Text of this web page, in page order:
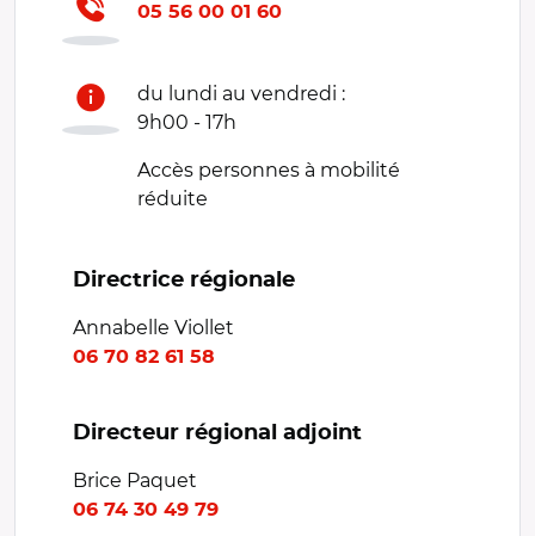
05 56 00 01 60
du lundi au vendredi :
9h00 - 17h
Accès personnes à mobilité
réduite
Directrice régionale
Annabelle Viollet
06 70 82 61 58
Directeur régional adjoint
Brice Paquet
06 74 30 49 79